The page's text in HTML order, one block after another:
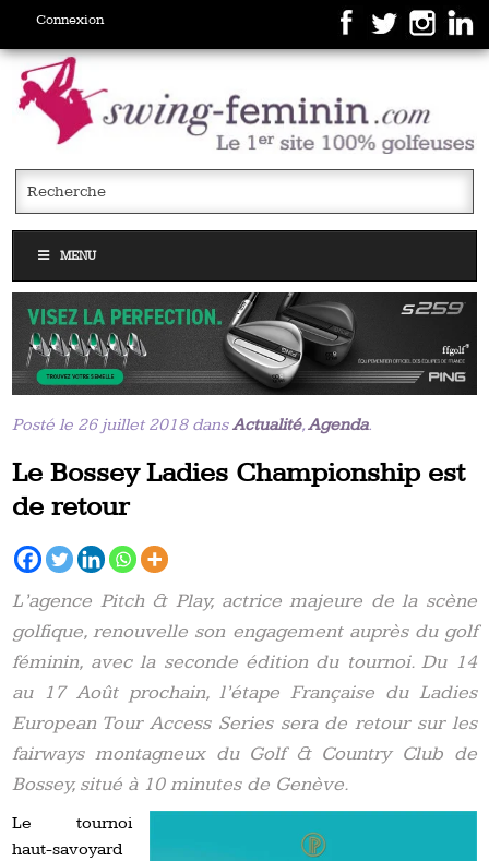
Connexion
MENU
Posté le 26 juillet 2018 dansActualité,Agenda.
Le Bossey Ladies Championship est
de retour
L’agence Pitch & Play, actrice majeure de la scène
golfique, renouvelle son engagement auprès du golf
féminin, avec la seconde édition du tournoi. Du 14
au 17 Août prochain, l’étape Française du Ladies
European Tour Access Series sera de retour sur les
fairways montagneux du Golf & Country Club de
Bossey, situé à 10 minutes de Genève.
Le tournoi
haut-savoyard